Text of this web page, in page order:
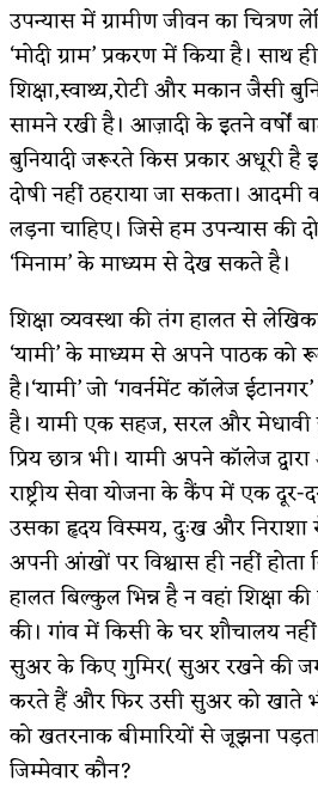
उपन्यास में ग्रामीण जीवन का चित्रण
‘मोदी ग्राम’ प्रकरण में किया है। साथ
शिक्षा,स्वाथ्य,रोटी और मकान जैसी
सामने रखी है। आज़ादी के इतने वर्षों
बुनियादी जरूरते किस प्रकार अधूरी है
दोषी नहीं ठहराया जा सकता।
लड़ना चाहिए। जिसे हम उपन्यास की दो
‘मिनाम’ के माध्यम से देख सकते है।
शिक्षा व्यवस्था की तंग हालत से
‘यामी’ के माध्यम से अपने पाठक को
है।‘यामी’ जो ‘गवर्नमेंट कॉलेज
है। यामी एक सहज, सरल और मेधावी
प्रिय छात्र भी। यामी अपने कॉलेज
राष्ट्रीय सेवा योजना के कैंप में एक
उसका हृदय विस्मय, दुःख और
अपनी आंखों पर विश्वास ही नहीं
हालत बिल्कुल भिन्न है न वहां शिक्षा
की। गांव में किसी के घर शौचालय
सुअर के किए गुमिर( सुअर रखने की
करते हैं और फिर उसी सुअर को खाते
को खतरनाक बीमारियों से जूझना
जिम्मेवार कौन?